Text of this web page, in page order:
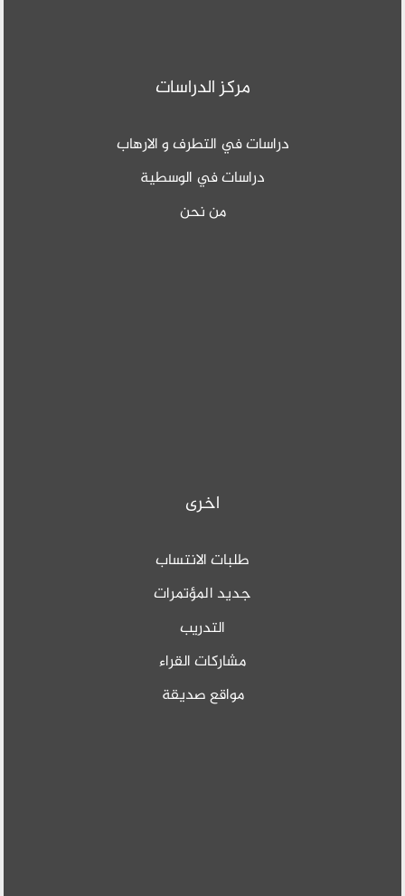
مركز الدراسات
دراسات في التطرف و الارهاب
دراسات في الوسطية
من نحن
اخرى
طلبات الانتساب
جديد المؤتمرات
التدريب
مشاركات القراء
مواقع صديقة